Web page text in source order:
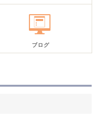
ブログ